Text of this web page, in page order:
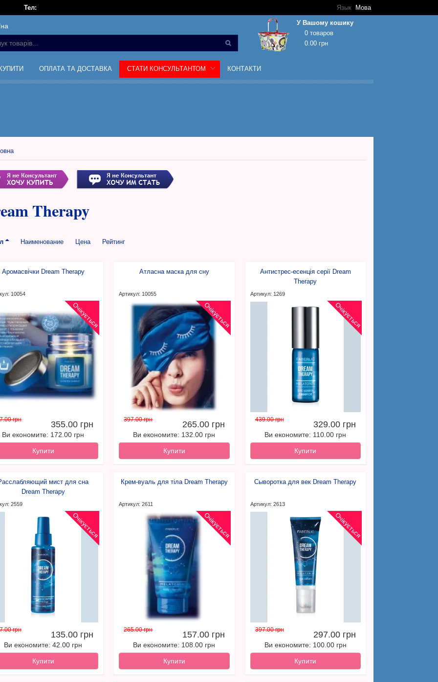
Язык Мова
Тел:
У Вашому кошику
0 товаров
0.00 грн
Кошик покупок порожній!
ОПЛАТА ТА ДОСТАВКА СТАТИ КОНСУЛЬТАНТОМ КОНТАКТИ
Therapy
Наименование Цена Рейтинг
Аромасвічки Dream Therapy
10054
Очікується
грн 355.00 грн
Ви економите: 172.00 грн
Купити
Атласна маска для сну
Артикул: 10055
Очікується
397.00 грн 265.00 грн
Ви економите: 132.00 грн
Купити
Антистрес-есенція серії Dream
Therapy
Артикул: 1269
Очікується
439.00 грн 329.00 грн
Ви економите: 110.00 грн
Купити
мист для сна
Dream Therapy
2559
Очікується
грн 135.00 грн
Ви економите: 42.00 грн
Купити
Крем-вуаль для тіла Dream Therapy
Артикул: 2611
Очікується
265.00 грн 157.00 грн
Ви економите: 108.00 грн
Купити
Сыворотка для век Dream Therapy
Артикул: 2613
Очікується
397.00 грн 297.00 грн
Ви економите: 100.00 грн
Купити